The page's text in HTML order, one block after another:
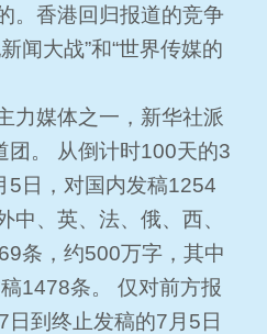
。香港回归报道的竞争
闻大战”和“世界传媒的
力媒体之一，新华社派
团。 从倒计时100天的3
5日，对国内发稿1254
中、英、法、俄、西、
条，约500万字，其中
1478条。 仅对前方报
到终止发稿的7月5日